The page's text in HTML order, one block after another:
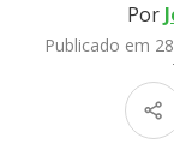
Por
Publicado em